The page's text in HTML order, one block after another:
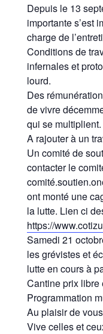
Depuis le 13
importante s’est
charge de
Conditions de
infernales et
lourd.
Des
de vivre
qui se multiplient.
A rajouter à un
Un comité de
contacter le
ont monté une
la lutte. Lien ci
https://
Samedi 21
les grévistes et
lutte en cours à
Cantine prix libre
Programmation
Au plaisir de
Vive celles et